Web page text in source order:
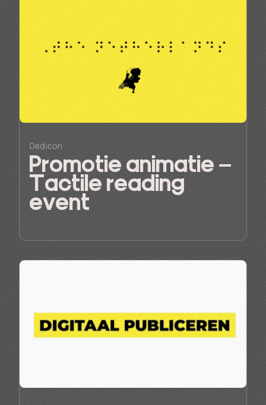
Dedicon
Promotie animatie –
Tactile reading
event